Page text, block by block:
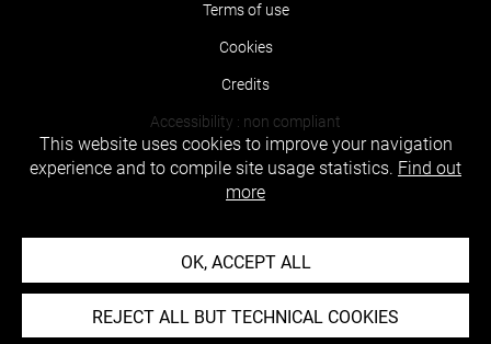
Terms of use
Cookies
Credits
Accessibility : non compliant
This website uses cookies to improve your navigation
experience and to compile site usage statistics. Find out
more
OK, ACCEPT ALL
REJECT ALL BUT TECHNICAL COOKIES